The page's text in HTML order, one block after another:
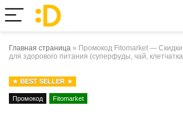
Главная страница » Промокод Fitomarket —
для здорового питания (суперфуды, чай,
BEST SELLER
Промокод Fitomarket